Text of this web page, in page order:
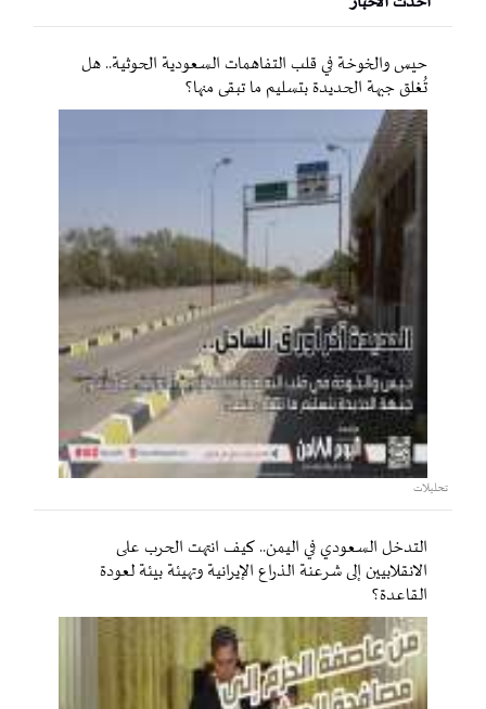
حيس والخوخة في قلب التفاهمات السعودية الحوثية.. هل
تُغلق جبهة الحديدة بتسليم ما تبقى منها؟
تحليلات
التدخل السعودي في اليمن.. كيف انتهت الحرب على
الانقلابيين إلى شرعنة الذراع الإيرانية وتهيئة بيئة لعودة
القاعدة؟